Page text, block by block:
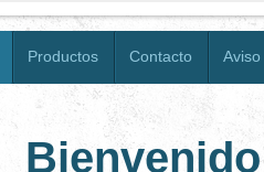
Productos Contacto Aviso